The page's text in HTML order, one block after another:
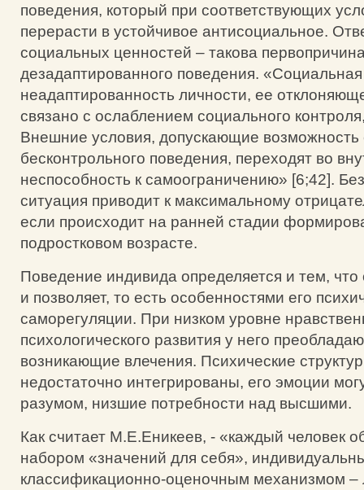
поведения, который при соответствующих
перерасти в устойчивое антисоциальное.
социальных ценностей – такова
дезадаптированного поведения. «Социальная
неадаптированность личности, ее
связано с ослаблением социального
Внешние условия, допускающие возможность
бесконтрольного поведения, переходят во
неспособность к самоограничению» [6;42].
ситуация приводит к максимальному
если происходит на ранней стадии
подростковом возрасте.
Поведение индивида определяется и тем,
и позволяет, то есть особенностями его
саморегуляции. При низком уровне
психологического развития у него
возникающие влечения. Психические
недостаточно интегрированы, его эмоции
разумом, низшие потребности над высшими.
Как считает М.Е.Еникеев, - «каждый человек
набором «значений для себя»,
классификационно-оценочным механизмом –